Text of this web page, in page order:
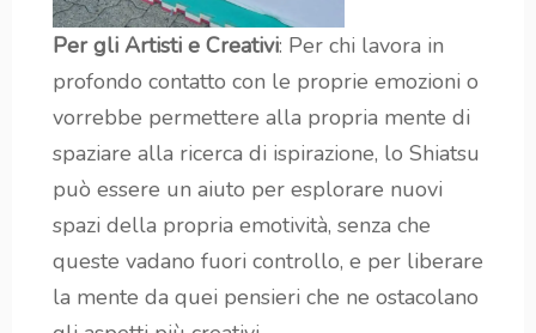
Per gli Artisti e Creativi: Per chi lavora in
profondo contatto con le proprie emozioni o
vorrebbe permettere alla propria mente di
spaziare alla ricerca di ispirazione, lo Shiatsu
può essere un aiuto per esplorare nuovi
spazi della propria emotività, senza che
queste vadano fuori controllo, e per liberare
la mente da quei pensieri che ne ostacolano